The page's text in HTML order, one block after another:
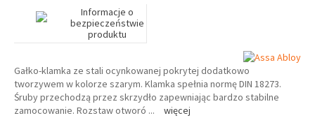
Informacje o
bezpieczeństwie
produktu
Gałko-klamka ze stali ocynkowanej pokrytej dodatkowo
tworzywem w kolorze szarym. Klamka spełnia normę DIN 18273.
Śruby przechodzą przez skrzydło zapewniając bardzo stabilne
zamocowanie. Rozstaw otworó ... więcej